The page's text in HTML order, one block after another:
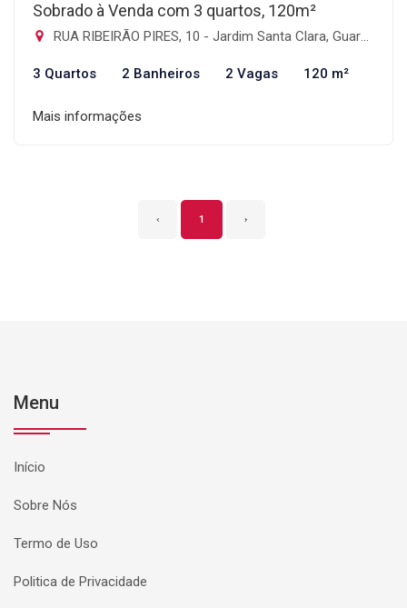
Sobrado à Venda com 3 quartos, 120m²
RUA RIBEIRÃO PIRES, 10 - Jardim Santa Clara, Guarulhos-SP
3 Quartos 2 Banheiros 2 Vagas 120 m²
Mais informações
‹ 1 ›
Menu
Início
Sobre Nós
Termo de Uso
Politica de Privacidade